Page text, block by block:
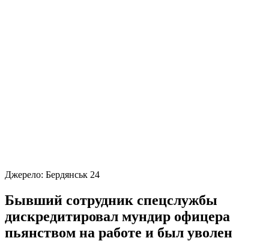
Джерело: Бердянськ 24
Бывший сотрудник спецслужбы
дискредитировал мундир офицера
пьянством на работе и был уволен